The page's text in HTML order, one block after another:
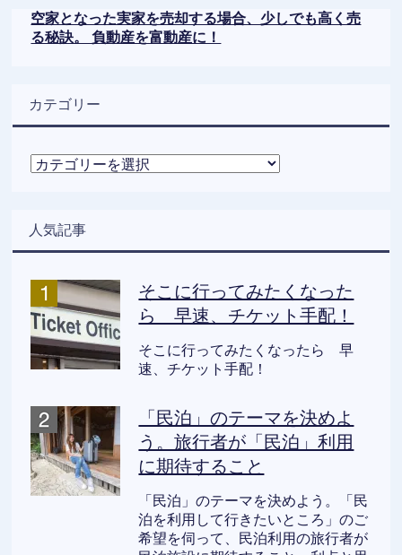
空家となった実家を売却する場合、少しでも高く売
る秘訣。 負動産を富動産に！
カテゴリー
カ
ー
人気記事
そこに行ってみたくなった
ら 早速、チケット手配！
そこに行ってみたくなったら 早
速、チケット手配！
「民泊」のテーマを決めよ
う。旅行者が「民泊」利用
に期待すること
「民泊」のテーマを決めよう。「民
泊を利用して行きたいところ」のご
希望を伺って、民泊利用の旅行者が